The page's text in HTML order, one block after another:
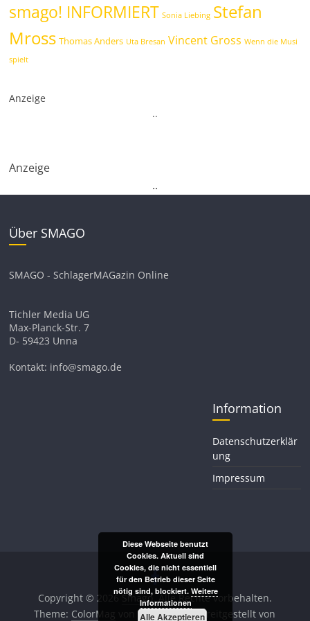
smago! INFORMIERT Sonia Liebing Stefan
Mross Thomas Anders Uta Bresan Vincent Gross Wenn die Musi
spielt
Anzeige
..
Anzeige
..
Über SMAGO
SMAGO - SchlagerMAGazin Online
Tichler Media UG
Max-Planck-Str. 7
D- 59423 Unna
Kontakt: info@smago.de
Information
Datenschutzerklär
ung
Impressum
Copyright © 2026Smago. Alle Rechte vorbehalten.
Theme: ColorMag von ThemeGrill. Bereitgestellt von
Diese Webseite benutzt
Cookies. Aktuell sind
Cookies, die nicht essentiell
für den Betrieb dieser Seite
nötig sind, blockiert. Weitere
Informationen
Alle Akzeptieren